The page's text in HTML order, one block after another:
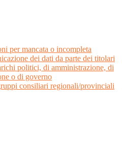
per mancata o incompleta
dei dati da parte dei titolari
politici, di amministrazione, di
o di governo
consiliari regionali/provinciali